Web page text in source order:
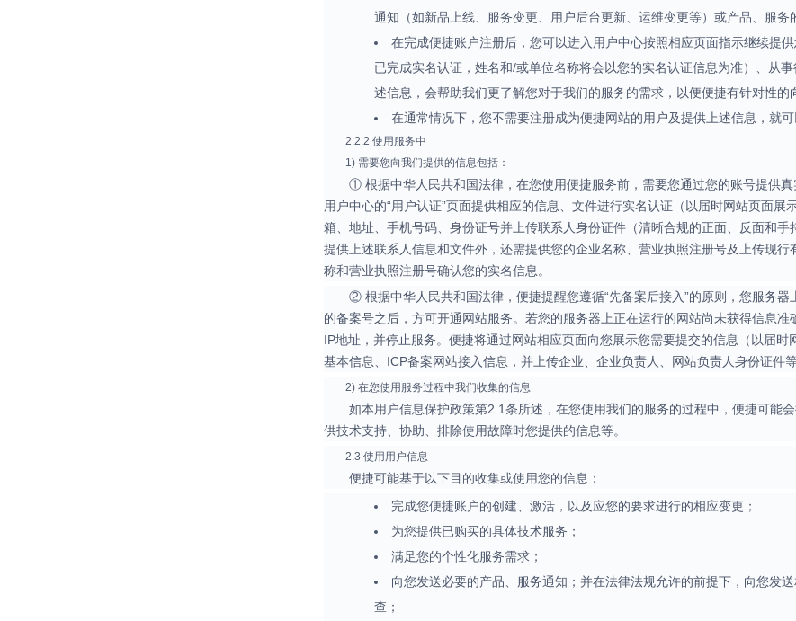
通知（如新品上线、服务变更、用户后台更新、运维变更等）或产品、服务
在完成便捷账户注册后，您可以进入用户中心按照相应页面指示继续提
已完成实名认证，姓名和/或单位名称将会以您的实名认证信息为准）、从
述信息，会帮助我们更了解您对于我们的服务的需求，以便便捷有针对性的
在通常情况下，您不需要注册成为便捷网站的用户及提供上述信息，就
2.2.2 使用服务中
1) 需要您向我们提供的信息包括：
① 根据中华人民共和国法律，在您使用便捷服务前，需要您通过您的账号提供
用户中心的“用户认证”页面提供相应的信息、文件进行实名认证（以届时网站页面
箱、地址、手机号码、身份证号并上传联系人身份证件（清晰合规的正面、反面和
提供上述联系人信息和文件外，还需提供您的企业名称、营业执照注册号及上传现
称和营业执照注册号确认您的实名信息。
② 根据中华人民共和国法律，便捷提醒您遵循“先备案后接入”的原则，您服务
的备案号之后，方可开通网站服务。若您的服务器上正在运行的网站尚未获得信息
IP地址，并停止服务。便捷将通过网站相应页面向您展示您需要提交的信息（以届
基本信息、ICP备案网站接入信息，并上传企业、企业负责人、网站负责人身份证件
2) 在您使用服务过程中我们收集的信息
如本用户信息保护政策第2.1条所述，在您使用我们的服务的过程中，便捷可能
供技术支持、协助、排除使用故障时您提供的信息等。
2.3 使用用户信息
便捷可能基于以下目的收集或使用您的信息：
完成您便捷账户的创建、激活，以及应您的要求进行的相应变更；
为您提供已购买的具体技术服务；
满足您的个性化服务需求；
向您发送必要的产品、服务通知；并在法律法规允许的前提下，向您发
查；